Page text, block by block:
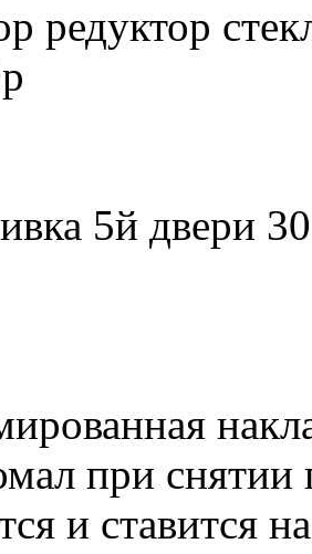
редуктор
5й двери
при снятии
и ставится